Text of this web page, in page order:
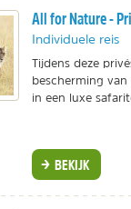
All for Nature -
Individuele reis
Tijdens deze
bescherming van
in een luxe
BEKIJK